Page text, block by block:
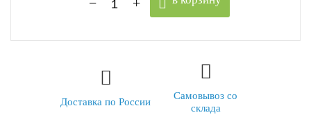
Доставка по России
Самовывоз со
склада